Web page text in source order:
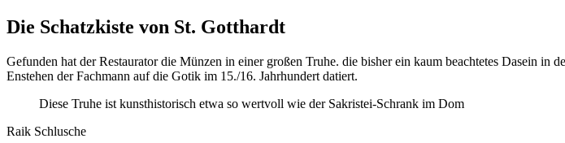
Die Schatzkiste von St. Gotthardt
Gefunden hat der Restaurator die Münzen in einer großen Truhe. die bisher ein kaum beachtetes Dasein in
Enstehen der Fachmann auf die Gotik im 15./16. Jahrhundert datiert.
Diese Truhe ist kunsthistorisch etwa so wertvoll wie der Sakristei-Schrank im Dom
Raik Schlusche